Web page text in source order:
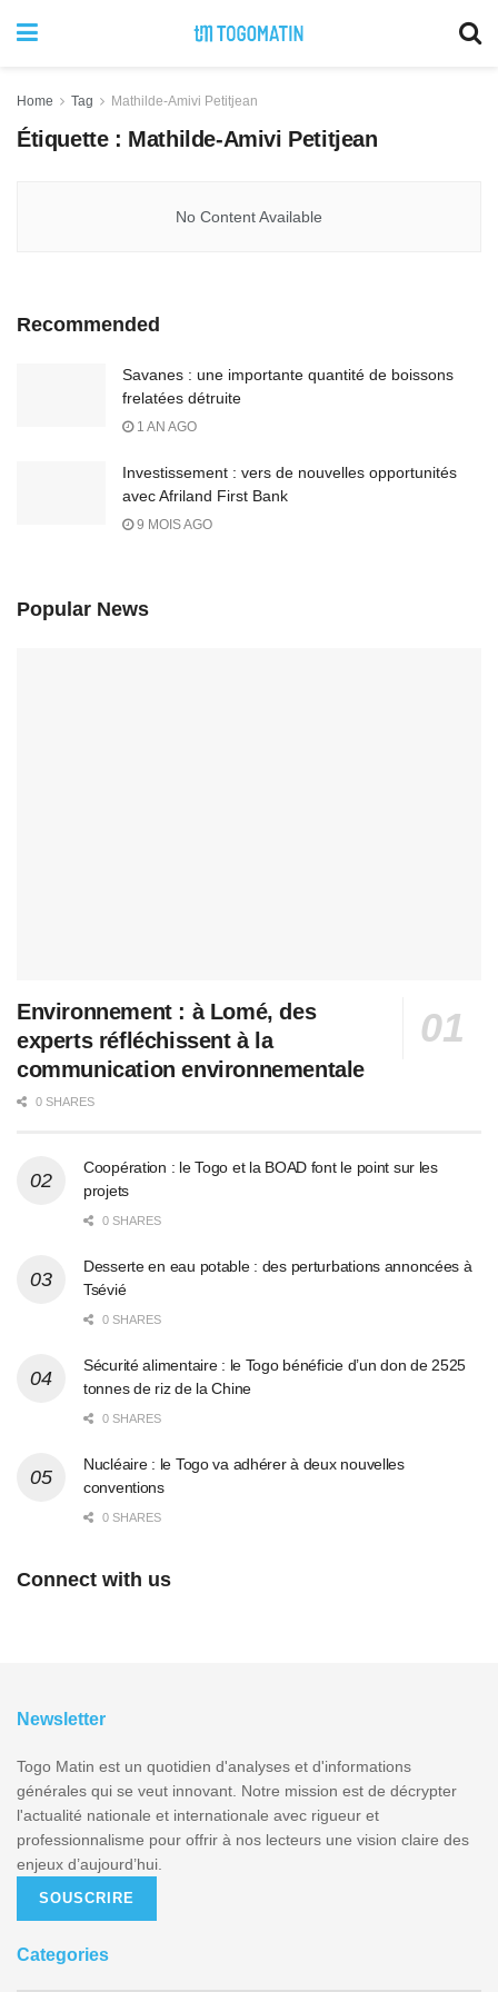
Home Tag Mathilde-Amivi Petitjean
Étiquette : Mathilde-Amivi Petitjean
No Content Available
Recommended
Savanes : une importante quantité de boissons
frelatées détruite
1 AN AGO
Investissement : vers de nouvelles opportunités
avec Afriland First Bank
9 MOIS AGO
Popular News
Environnement : à Lomé, des
experts réfléchissent à la
communication environnementale
0 SHARES
Coopération : le Togo et la BOAD font le point sur les
projets
0 SHARES
Desserte en eau potable : des perturbations annoncées à
Tsévié
0 SHARES
Sécurité alimentaire : le Togo bénéficie d’un don de 2525
tonnes de riz de la Chine
0 SHARES
Nucléaire : le Togo va adhérer à deux nouvelles
conventions
0 SHARES
Connect with us
Newsletter
Togo Matin est un quotidien d'analyses et d'informations
générales qui se veut innovant. Notre mission est de décrypter
l'actualité nationale et internationale avec rigueur et
professionnalisme pour offrir à nos lecteurs une vision claire des
enjeux d’aujourd’hui.
SOUSCRIRE
Categories